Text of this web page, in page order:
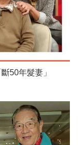
斷50年髮妻」